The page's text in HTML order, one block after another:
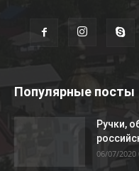
Популярные посты
Ручки,
06/07/2020